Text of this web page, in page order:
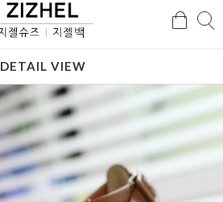
검
DETAIL VIEW